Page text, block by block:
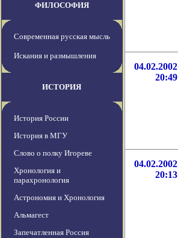
ФИЛОСОФИЯ
Современная русская мысль
Искания и размышления
ИСТОРИЯ
История России
История в МГУ
Слово о полку Игореве
Хронология и
парахронология
Астрономия и Хронология
Альмагест
Запечатленная Россия
04.02.2002
20:49
04.02.2002
20:13